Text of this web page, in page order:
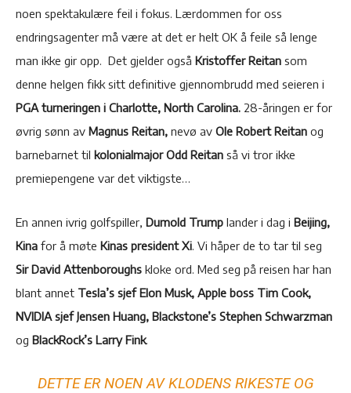
noen spektakulære feil i fokus. Lærdommen for oss
endringsagenter må være at det er helt OK å feile så lenge
man ikke gir opp. Det gjelder også Kristoffer Reitan som
denne helgen fikk sitt definitive gjennombrudd med seieren i
PGA turneringen i Charlotte, North Carolina. 28-åringen er for
øvrig sønn av Magnus Reitan, nevø av Ole Robert Reitan og
barnebarnet til kolonialmajor Odd Reitan så vi tror ikke
premiepengene var det viktigste…
En annen ivrig golfspiller, Dumold Trump lander i dag i Beijing,
Kina for å møte Kinas president Xi. Vi håper de to tar til seg
Sir David Attenboroughs kloke ord. Med seg på reisen har han
blant annet Tesla’s sjef Elon Musk, Apple boss Tim Cook,
NVIDIA sjef Jensen Huang, Blackstone’s Stephen Schwarzman
og BlackRock’s Larry Fink.
DETTE ER NOEN AV KLODENS RIKESTE OG